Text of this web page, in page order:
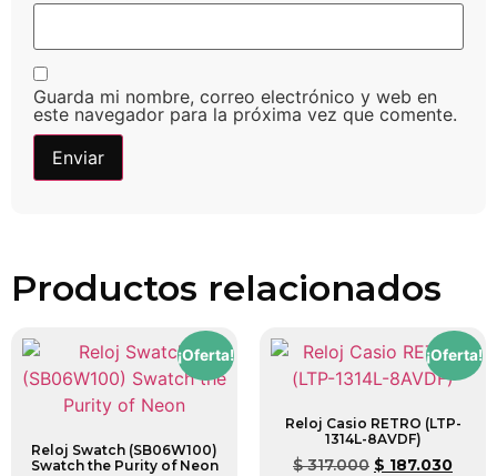
Guarda mi nombre, correo electrónico y web en
este navegador para la próxima vez que comente.
Productos relacionados
¡Oferta!
Reloj Swatch (SB06W100)
Swatch the Purity of Neon
¡Oferta!
Reloj Casio RETRO (LTP-
1314L-8AVDF)
$317.000 $ 187.030